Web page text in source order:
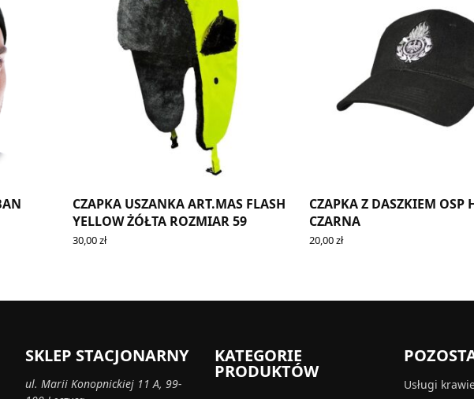
CZAPKA USZANKA ART.MAS FLASH
YELLOW ŻÓŁTA ROZMIAR 59
30,00zł
CZAPKA Z DASZKIEM OSP
CZARNA
20,00zł
SKLEP STACJONARNY
ul. Marii Konopnickiej 11 A, 99-
KATEGORIE
PRODUKTÓW
Usługi